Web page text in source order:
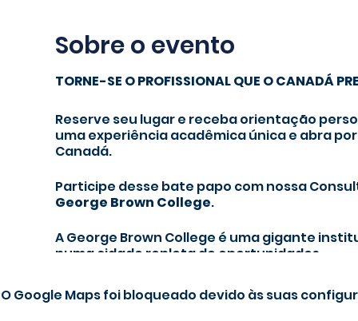
Sobre o evento
TORNE-SE O PROFISSIONAL QUE O CANADÁ
Reserve seu lugar e receba orientação
uma experiência acadêmica única e abra
Canadá.
Participe desse bate papo com nossa
George Brown College.
A George Brown College é uma gigante
numa cidade repleta de oportunidades.
Estamos prontos pra te receber para um
São Paulo.
O Google Maps foi bloqueado devido às suas